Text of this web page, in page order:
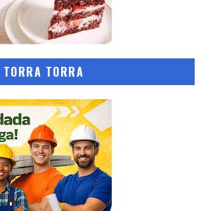
TORRA TORRA